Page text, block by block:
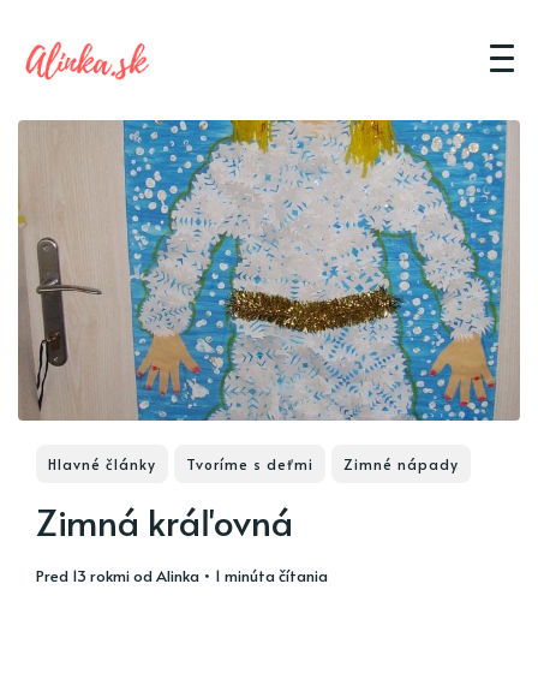
Hlavné články Tvoríme s deťmi Zimné nápady
Zimná kráľovná
pred 13 rokmiodAlinka • 1 minúta čítania